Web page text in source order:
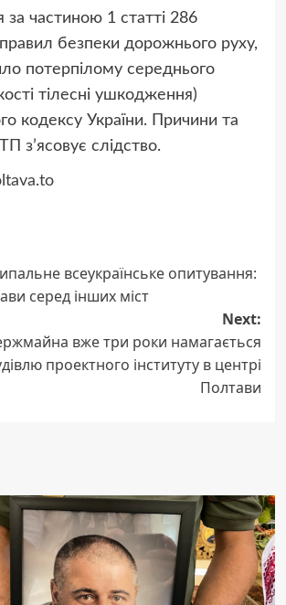
частиною 1 статті 286
безпеки дорожнього руху,
потерпілому середнього
тілесні ушкодження)
кодексу України. Причини та
з’ясовує слідство.
всеукраїнське опитування:
серед інших міст
Next:
вже три роки намагається
проектного інституту в центрі
Полтави